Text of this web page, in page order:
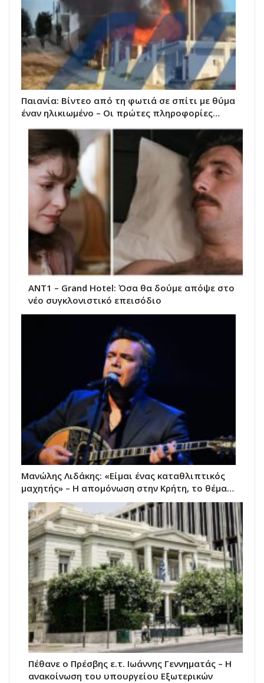
Παιανία: Βίντεο από τη φωτιά σε σπίτι με θύμα
έναν ηλικιωμένο – Οι πρώτες πληροφορίες…
ΑΝΤ1 – Grand Hotel: Όσα θα δούμε απόψε στο
νέο συγκλονιστικό επεισόδιο
Μανώλης Λιδάκης: «Είμαι ένας καταθλιπτικός
μαχητής» – Η απομόνωση στην Κρήτη, το θέμα…
Πέθανε ο Πρέσβης ε.τ. Ιωάννης Γεννηματάς – Η
ανακοίνωση του υπουργείου Εξωτερικών